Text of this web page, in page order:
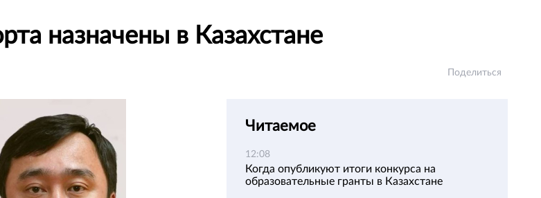
назначены в Казахстане
Поделиться
Читаемое
12:08
Когда опубликуют итоги конкурса на
образовательные гранты в Казахстане